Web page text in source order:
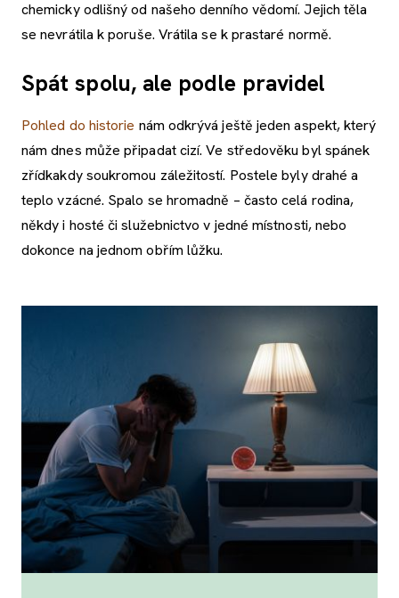
chemicky odlišný od našeho denního vědomí. Jejich těla
se nevrátila k poruše. Vrátila se k prastaré normě.
Spát spolu, ale podle pravidel
Pohled do historie nám odkrývá ještě jeden aspekt, který
nám dnes může připadat cizí. Ve středověku byl spánek
zřídkakdy soukromou záležitostí. Postele byly drahé a
teplo vzácné. Spalo se hromadně – často celá rodina,
někdy i hosté či služebnictvo v jedné místnosti, nebo
dokonce na jednom obřím lůžku.